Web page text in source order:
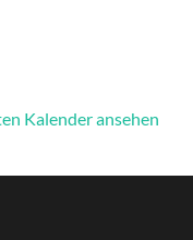
Kalender ansehen